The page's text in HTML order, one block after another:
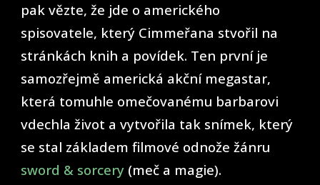
pak vězte, že jde o amerického
spisovatele, který Cimmeřana stvořil na
stránkách knih a povídek. Ten první je
samozřejmě americká akční megastar,
která tomuhle omečovanému barbarovi
vdechla život a vytvořila tak snímek, který
se stal základem filmové odnože žánru
sword & sorcery (meč a magie).